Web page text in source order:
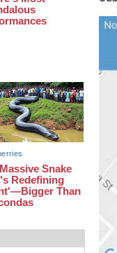
тато
серію
десяту
торфу